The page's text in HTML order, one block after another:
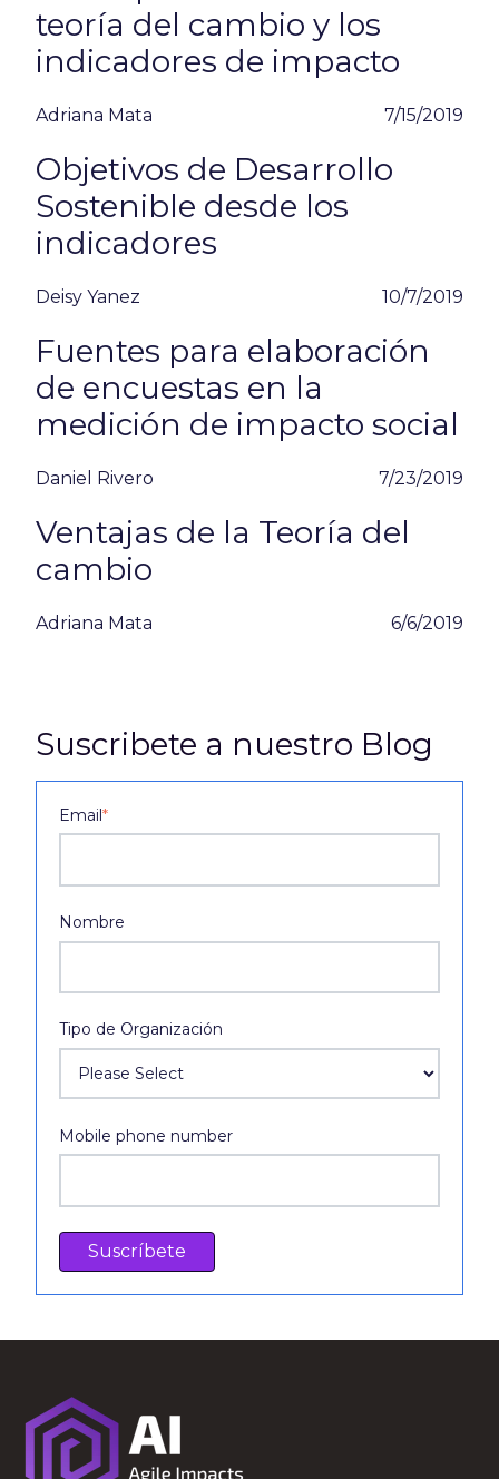
teoría del cambio y los
indicadores de impacto
Adriana Mata 7/15/2019
Objetivos de Desarrollo
Sostenible desde los
indicadores
Deisy Yanez 10/7/2019
Fuentes para elaboración
de encuestas en la
medición de impacto social
Daniel Rivero 7/23/2019
Ventajas de la Teoría del
cambio
Adriana Mata 6/6/2019
Suscribete a nuestro Blog
Email*
Nombre
Tipo de Organización
Mobile phone number